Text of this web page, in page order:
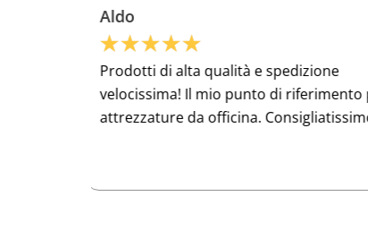
Roberto
★★★★★
Raccomando questo e-commerce a
chiunque lavori nel settore meccanico!